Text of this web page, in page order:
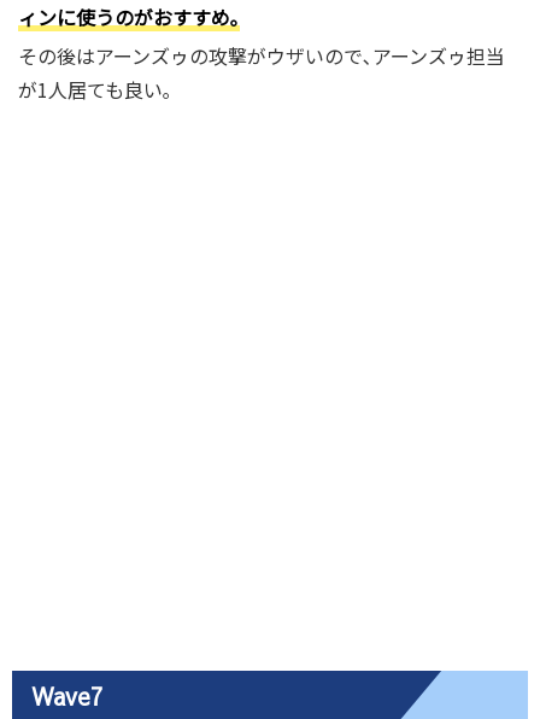
ィンに使うのがおすすめ｡
その後はアーンズゥの攻撃がウザいので､アーンズゥ担当
が1人居ても良い｡
Wave7